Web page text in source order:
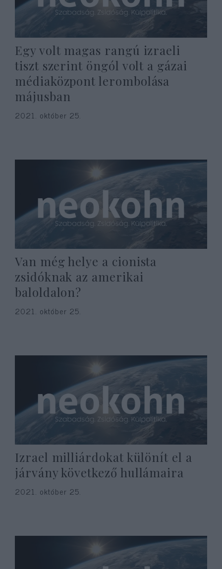
Egy volt magas rangú izraeli
tiszt szerint öngól volt a gázai
médiaközpont lerombolása
májusban
2021. október 25.
Van még helye a cionista
zsidóknak az amerikai
baloldalon?
2021. október 25.
Izrael milliárdokat különít el a
járvány következő hullámaira
2021. október 25.